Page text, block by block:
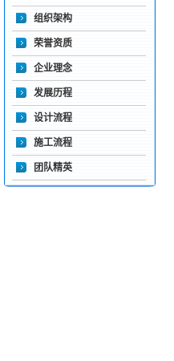
组织架构
荣誉资质
企业理念
发展历程
设计流程
施工流程
团队精英